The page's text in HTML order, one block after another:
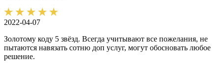
2022-04-07
Золотому коду 5 звёзд. Всегда учитывают все пожелания, не
пытаются навязать сотню доп услуг, могут обосновать любое
решение.